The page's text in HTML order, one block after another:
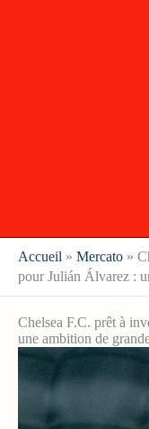
Accueil » Mercato »
pour Julián Álvarez :
Chelsea F.C. prêt à
une ambition de